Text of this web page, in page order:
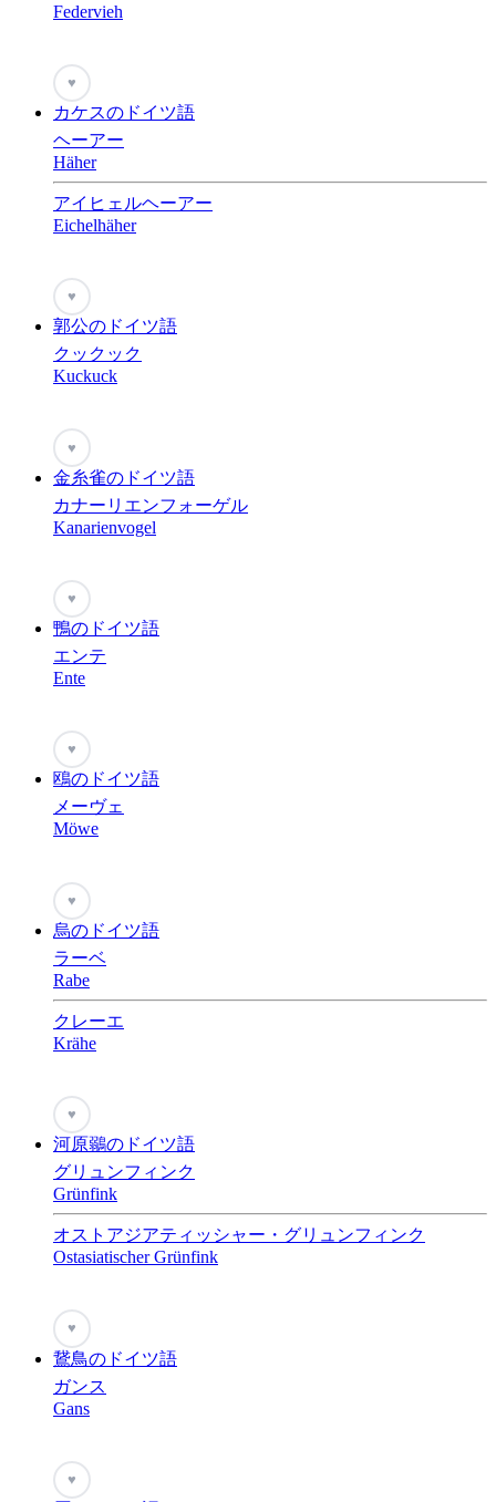
Federvieh
♥
カケスのドイツ語
ヘーアー
Häher
アイヒェルヘーアー
Eichelhäher
♥
郭公のドイツ語
クックック
Kuckuck
♥
金糸雀のドイツ語
カナーリエンフォーゲル
Kanarienvogel
♥
鴨のドイツ語
エンテ
Ente
♥
鴎のドイツ語
メーヴェ
Möwe
♥
烏のドイツ語
ラーベ
Rabe
クレーエ
Krähe
♥
河原鶸のドイツ語
グリュンフィンク
Grünfink
オストアジアティッシャー・グリュンフィンク
Ostasiatischer Grünfink
♥
鵞鳥のドイツ語
ガンス
Gans
♥